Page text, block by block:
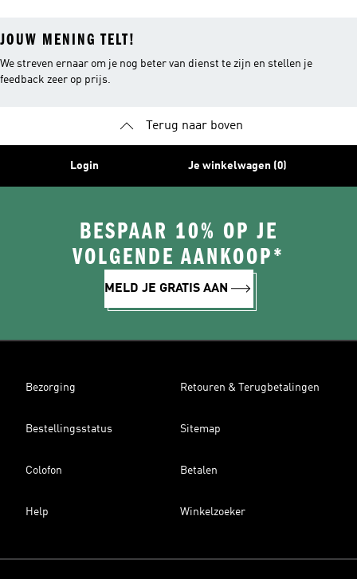
JOUW MENING TELT!
We streven ernaar om je nog beter van dienst te zijn en stellen je
feedback zeer op prijs.
Terug naar boven
Login Je winkelwagen (0)
BESPAAR 10% OP JE
VOLGENDE AANKOOP*
MELD JE GRATIS AAN
Bezorging Retouren & Terugbetalingen
Bestellingsstatus Sitemap
Colofon Betalen
Help Winkelzoeker